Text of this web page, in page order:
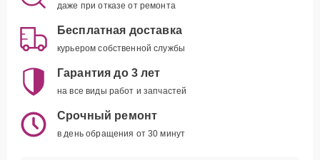
даже при отказе от ремонта
Бесплатная доставка
курьером собственной службы
Гарантия до 3 лет
на все виды работ и запчастей
Срочный ремонт
в день обращения от 30 минут